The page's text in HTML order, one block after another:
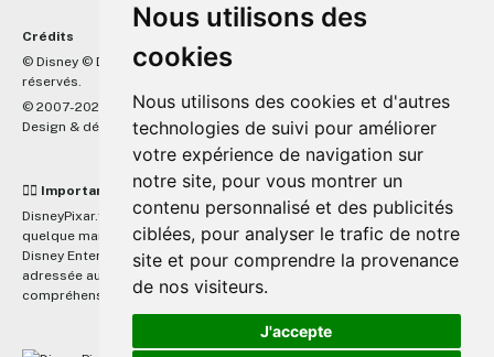
Nous utilisons des
cookies
Nous utilisons des cookies et d'autres
technologies de suivi pour améliorer
votre expérience de navigation sur
notre site, pour vous montrer un
contenu personnalisé et des publicités
ciblées, pour analyser le trafic de notre
site et pour comprendre la provenance
de nos visiteurs.
J'accepte
Crédits
© Disney © Disney/Pixar © &™Lucasfilm LTD © Marvel. Tous droits
réservés.
© 2007-2026 DisneyPixar.fr
Design & développement :MonsieurPaul
☝🏼 Important
DisneyPixar.fr est un site indépendant et n'est en aucun cas lié de
quelque manière que ce soit avec The Walt Disney Company, Pixar,
Disney Enterprises, Inc ou leurs dérivés ou associés. Toute demande
adressée aux studios Disney ou Pixar sera ignorée. Merci de votre
compréhension.